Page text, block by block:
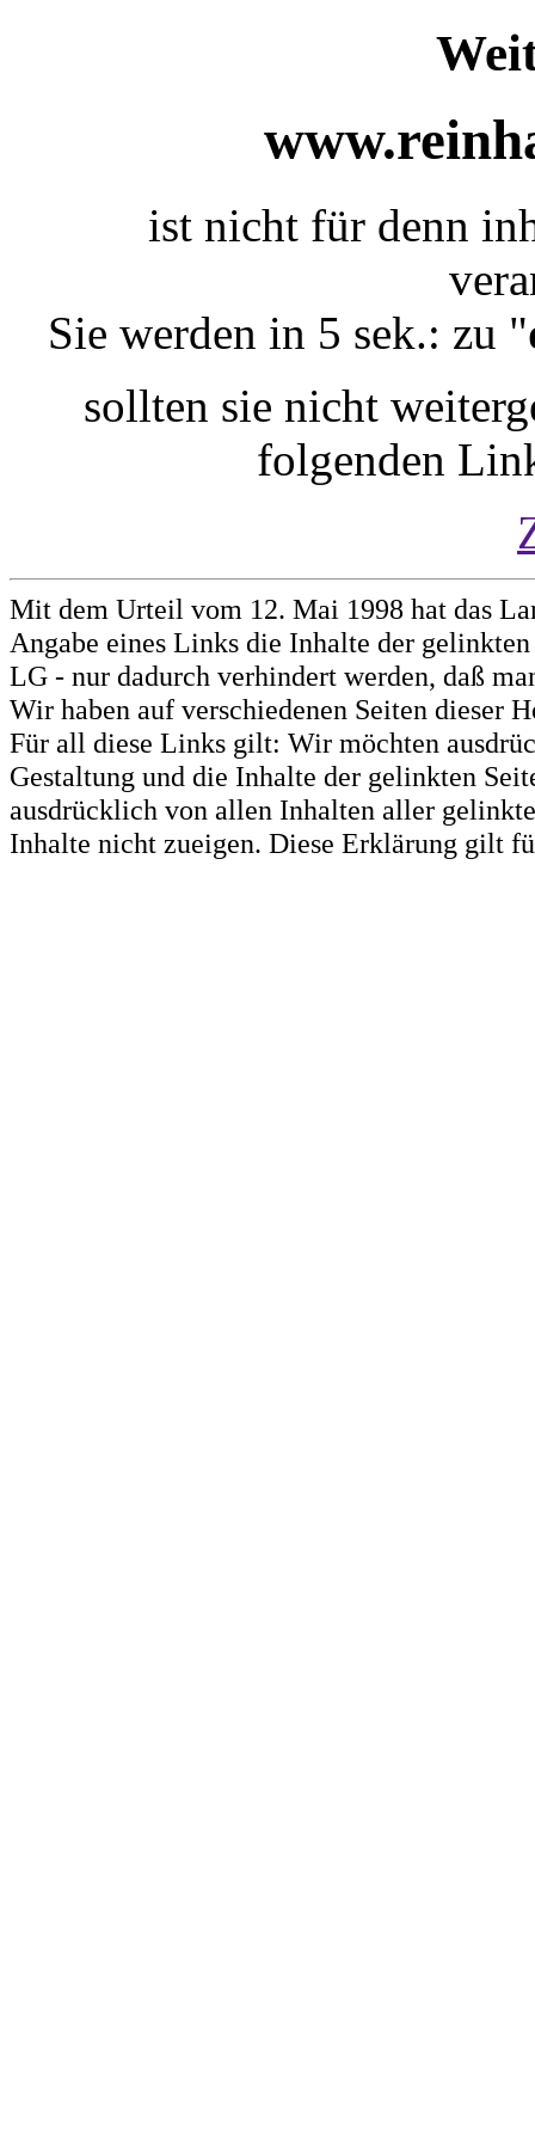
ist nicht für denn
Sie werden in 5 sek.: zu "
sollten sie nicht
folgenden
Mit dem Urteil vom 12. Mai 1998 hat das
Angabe eines Links die Inhalte der
LG - nur dadurch verhindert werden, daß
Wir haben auf verschiedenen Seiten dieser
Für all diese Links gilt: Wir möchten
Gestaltung und die Inhalte der gelinkten
ausdrücklich von allen Inhalten aller
Inhalte nicht zueigen. Diese Erklärung gilt